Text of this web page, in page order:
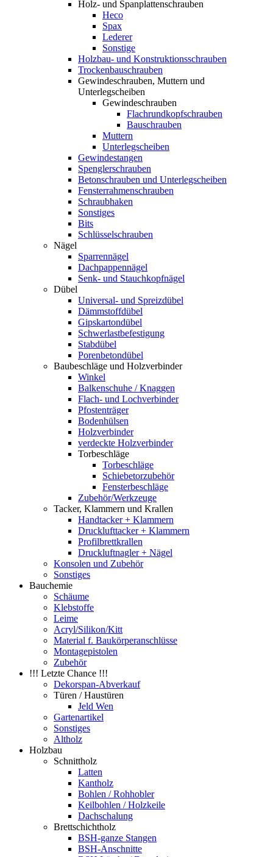
Holz- und Spanplattenschrauben
Heco
Spax
Lederer
Sonstige
Holzbau- und Konstruktionsschrauben
Trockenbauschrauben
Gewindeschrauben, Muttern und
Unterlegscheiben
Gewindeschrauben
Flachrundkopfschrauben
Bauschrauben
Muttern
Unterlegscheiben
Gewindestangen
Spenglerschrauben
Betonschrauben und Unterlegscheiben
Fensterrahmenschrauben
Schraubhaken
Sonstiges
Bits
Schlüsselschrauben
Nägel
Sparrennägel
Dachpappennägel
Senk- und Stauchkopfnägel
Dübel
Universal- und Spreizdübel
Dämmstoffdübel
Gipskartondübel
Schwerlastbefestigung
Stabdübel
Porenbetondübel
Baubeschläge und Holzverbinder
Winkel
Balkenschuhe / Knaggen
Flach- und Lochverbinder
Pfostenträger
Bodenhülsen
Holzverbinder
verdeckte Holzverbinder
Torbeschläge
Torbeschläge
Schiebetorzubehör
Fensterbeschläge
Zubehör/Werkzeuge
Tacker, Klammern und Krallen
Handtacker + Klammern
Drucklufttacker + Klammern
Profilbrettkrallen
Druckluftnagler + Nägel
Konsolen und Zubehör
Sonstiges
Bauchemie
Schäume
Klebstoffe
Leime
Acryl/Silikon/Kitt
Material f. Baukörperanschlüsse
Montagepistolen
Zubehör
!!! Letzte Chance !!!
Dekorspan-Abverkauf
Türen / Haustüren
Jeld Wen
Gartenartikel
Sonstiges
Altholz
Holzbau
Schnittholz
Latten
Kantholz
Bohlen / Rohhobler
Keilbohlen / Holzkeile
Dachschalung
Brettschichtholz
BSH-ganze Stangen
BSH-Anschnitte